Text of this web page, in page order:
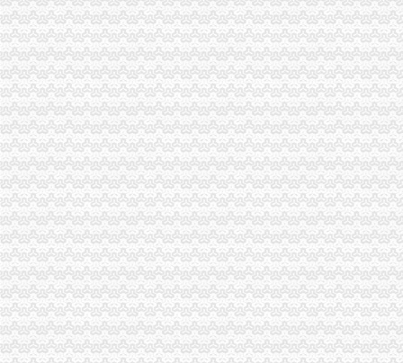
远洋财富中心小区租房,零室零厅,自贸区内,海关对面,远洋财富中
保山二手房：龙陵财富中心商住5室3厅4卫276平米-保山爱问分类
钱大掌柜掌柜钱包-银银平台理财门户欢迎您
财富中心_标签_网易财经
感谢毛哥选择美之信！---一份漂洋过海的信任！-家居装饰-时空网
亚洲大铁路集装箱中心站新增保税物流中心-搜狐财经
财经中间站_期-财经中间站:海关查获600余台iphone6-财经-
南京银行杭州分行财富中心升格为人银行中心-新华网
海关到财富中心怎么走？-住哪网
中心服务外向型经济发展_财经评论（cjpl）股吧_东方财富网股吧
财富中心到海关公交_怎么坐车_怎么走_要多久_同程旅游公交
【北辰财富中心报关员人才网|北辰财富中心报关员求职】-昆明58同城
【兰州会展中心海关站50-70㎡楼盘|新房价格信息】-兰州搜狐焦点网
四媒体刊登财富集中高干子弟虚新闻被查处_新闻_腾讯网
上海海关造“金直通车”_东方财富网
从海关到财富中心怎么坐公交车,快需要多久？-公交查询
海口海关批复三亚海棠湾免税购物中心同意投入运营_东方财富网
梧州写字楼：国龙财富中心115方写字楼3000蚊-梧州爱问分类
财富星动向上海海关:欧洲入境邮政快件中60%为奶—在线